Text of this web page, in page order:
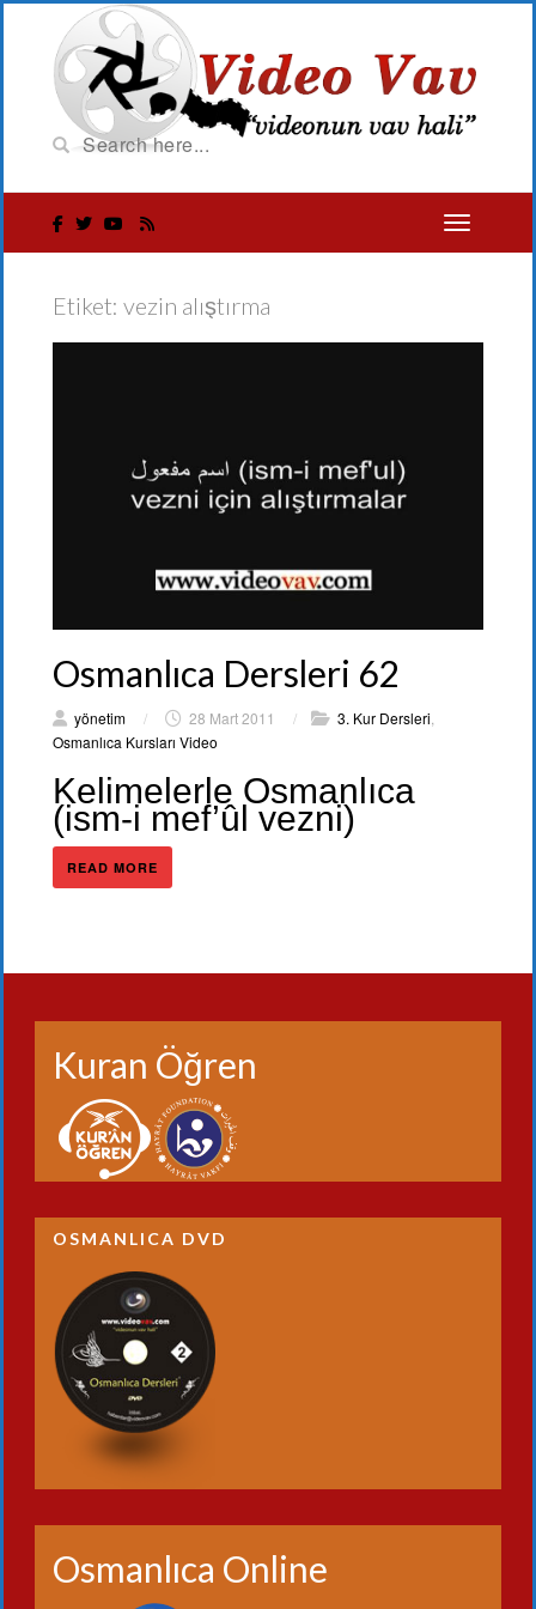
Etiket: vezin alıştırma
Osmanlıca Dersleri 62
yönetim / 28 Mart 2011 / 3. Kur Dersleri
Osmanlıca Kursları Video
Kelimelerle Osmanlıca
(ism-i mef’ûl vezni)
READ MORE
Kuran Öğren
OSMANLICA DVD
Osmanlıca Online